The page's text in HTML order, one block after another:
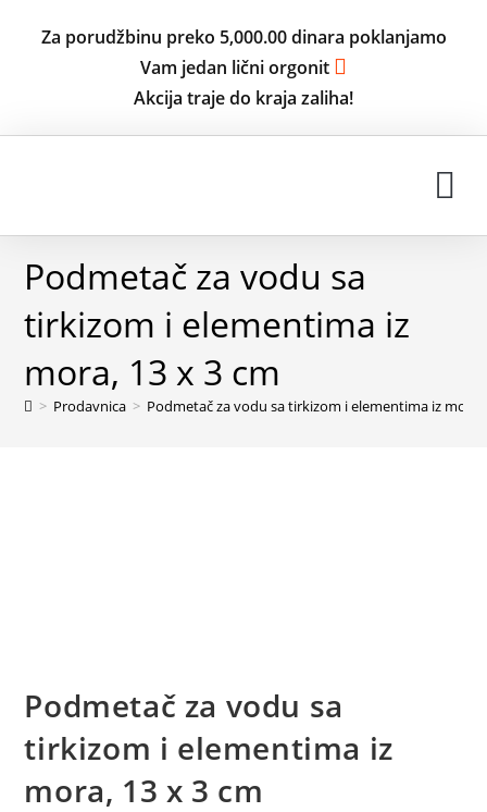
Za porudžbinu preko 5,000.00 dinara poklanjamo
Vam jedan lični orgonit
Akcija traje do kraja zaliha!
Podmetač za vodu sa
tirkizom i elementima iz
mora, 13 x 3 cm
> Prodavnica > Podmetač za vodu sa tirkizom i elementima iz mora,
Podmetač za vodu sa
tirkizom i elementima iz
mora, 13 x 3 cm